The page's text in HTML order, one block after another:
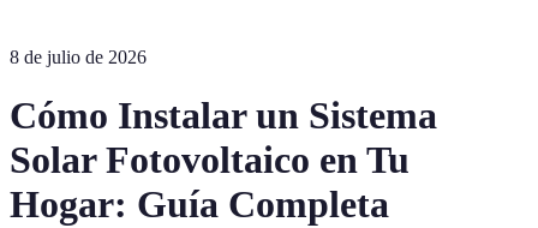
8 de julio de 2026
Cómo Instalar un Sistema
Solar Fotovoltaico en Tu
Hogar: Guía Completa